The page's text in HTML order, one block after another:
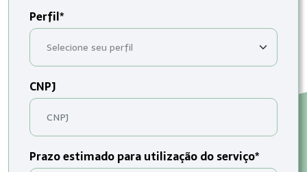
Perfil*
CNPJ
Prazo estimado para utilização do serviço*